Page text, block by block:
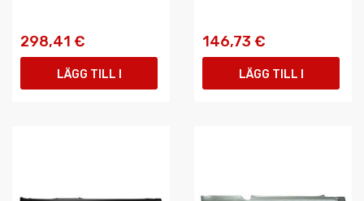
298,41 €
LÄGG TILL I
146,73 €
LÄGG TILL I